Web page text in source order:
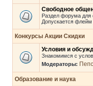
Свободное
Раздел форума
Допускается
Конкурсы Акции Скидки
Условия и
Знакомимся с
Модераторы: Пепс
Образование и наука